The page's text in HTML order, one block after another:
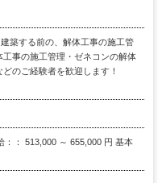
築する前の、解体工事の施工管
事の施工管理・ゼネコンの解体
のご経験者を歓迎します！
：： 513,000 ～ 655,000 円 基本